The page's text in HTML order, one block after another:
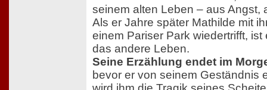
seinem alten Leben – aus Angst,
Als er Jahre später Mathilde mit
einem Pariser Park wiedertrifft,
das andere Leben.
Seine Erzählung endet im
bevor er von seinem Geständnis